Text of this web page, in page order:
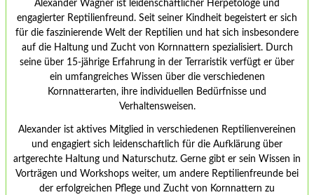
Alexander Wagner ist leidenschaftlicher Herpetologe und
engagierter Reptilienfreund. Seit seiner Kindheit begeistert er sich
für die faszinierende Welt der Reptilien und hat sich insbesondere
auf die Haltung und Zucht von Kornnattern spezialisiert. Durch
seine über 15-jährige Erfahrung in der Terraristik verfügt er über
ein umfangreiches Wissen über die verschiedenen
Kornnatterarten, ihre individuellen Bedürfnisse und
Verhaltensweisen.
Alexander ist aktives Mitglied in verschiedenen Reptilienvereinen
und engagiert sich leidenschaftlich für die Aufklärung über
artgerechte Haltung und Naturschutz. Gerne gibt er sein Wissen in
Vorträgen und Workshops weiter, um andere Reptilienfreunde bei
der erfolgreichen Pflege und Zucht von Kornnattern zu